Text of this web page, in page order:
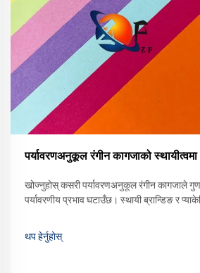
पर्यावरणअनुकूल रंगीन कागजाको स्थायीत्वमा
खोज्नुहोस् कसरी पर्यावरणअनुकूल रंगीन कागजाले
पर्यावरणीय प्रभाव घटाउँछ। स्थायी ब्रान्डिङ र
थप हेर्नुहोस्